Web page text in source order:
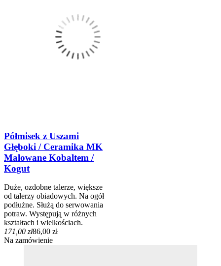
Półmisek z Uszami
Głęboki / Ceramika MK
Malowane Kobaltem /
Kogut
Duże, ozdobne talerze, większe
od talerzy obiadowych. Na ogół
podłużne. Służą do serwowania
potraw. Występują w różnych
kształtach i wielkościach.
171,00 zł86,00 zł
Na zamówienie